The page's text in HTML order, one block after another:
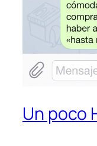
Un poco